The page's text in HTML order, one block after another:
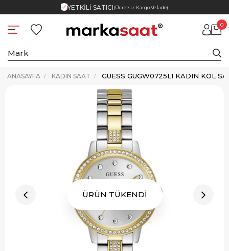
YETKİLİ SATICI(Ücretsiz Kargo Ve İade)
0
ANASAYFA KADIN SAAT GUESS GUGW0725L1 KADIN KOL
ÜRÜN TÜKENDİ